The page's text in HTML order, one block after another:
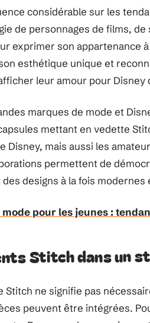
considérable sur les
de personnages de films,
exprimer son appartenance
esthétique unique et
leur amour pour Disney
marques de mode et
mettant en vedette
Disney, mais aussi les
permettent de
designs à la fois modernes
mode pour les jeunes :
Stitch dans un
ne signifie pas
peuvent être intégrées.